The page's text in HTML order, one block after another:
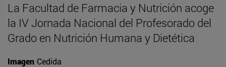
La Facultad de Farmacia y Nutrición acoge
la IV Jornada Nacional del Profesorado del
Grado en Nutrición Humana y Dietética
Imagen Cedida